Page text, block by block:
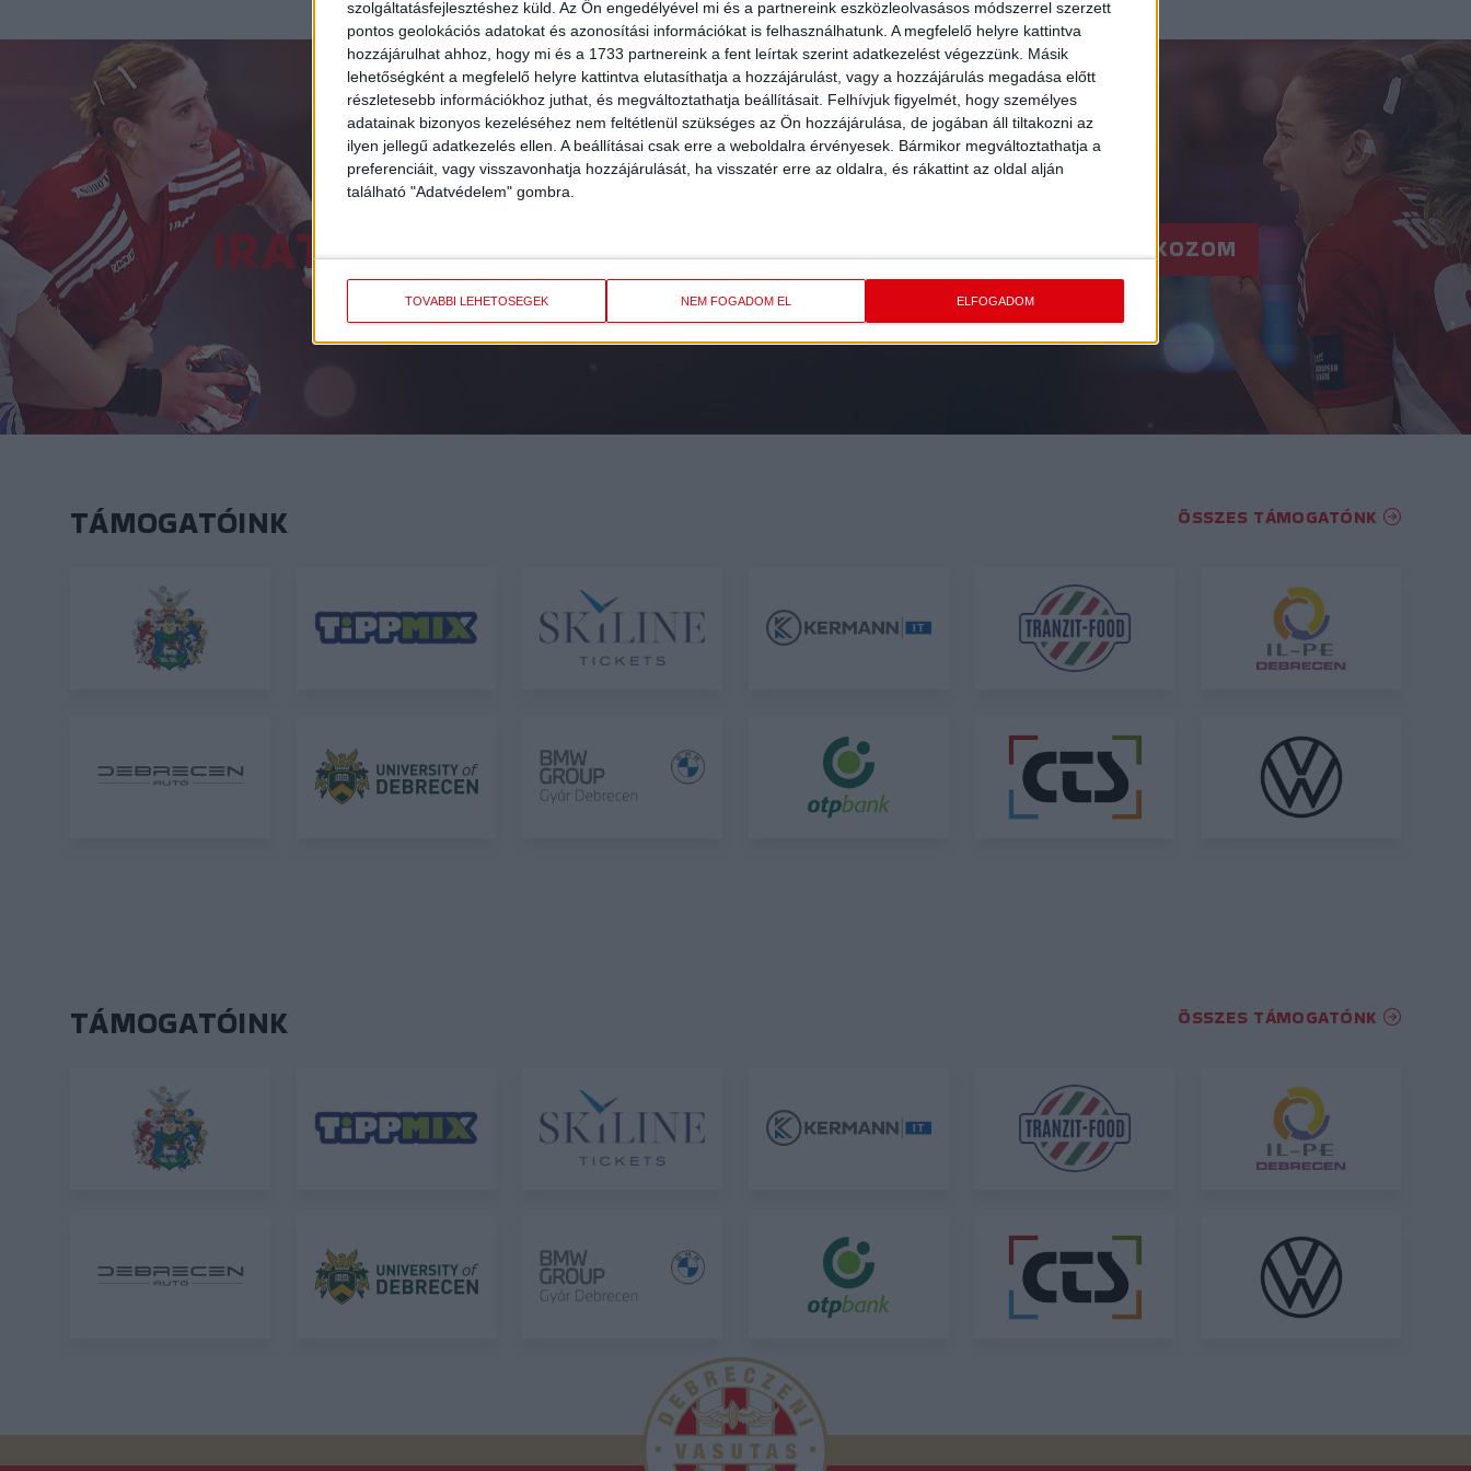
szolgáltatásfejlesztéshez küld. Az Ön engedélyével mi és a partnereink eszközleolvasásos módszerrel szerzett
pontos geolokációs adatokat és azonosítási információkat is felhasználhatunk. A megfelelő helyre kattintva
hozzájárulhat ahhoz, hogy mi és a 1733 partnereink a fent leírtak szerint adatkezelést végezzünk. Másik
lehetőségként a megfelelő helyre kattintva elutasíthatja a hozzájárulást, vagy a hozzájárulás megadása előtt
részletesebb információkhoz juthat, és megváltoztathatja beállításait. Felhívjuk figyelmét, hogy személyes
adatainak bizonyos kezeléséhez nem feltétlenül szükséges az Ön hozzájárulása, de jogában áll tiltakozni az
ilyen jellegű adatkezelés ellen. A beállításai csak erre a weboldalra érvényesek. Bármikor megváltoztathatja a
preferenciáit, vagy visszavonhatja hozzájárulását, ha visszatér erre az oldalra, és rákattint az oldal alján
található "Adatvédelem" gombra.
TOVÁBBI LEHETŐSÉGEK NEM FOGADOM EL ELFOGADOM
IRATKOZZ FELA HÍRLEVELÜNKRE! FELIRATKOZOM
TÁMOGATÓINK ÖSSZES TÁMOGATÓNK
TÁMOGATÓINK ÖSSZES TÁMOGATÓNK